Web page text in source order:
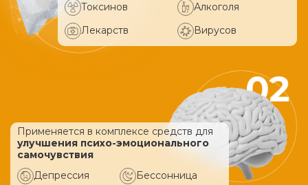
Токсинов
Алкоголя
Лекарств
Вирусов
Применяется в комплексе средств для
улучшения психо-эмоционального
самочувствия
Депрессия
Бессонница